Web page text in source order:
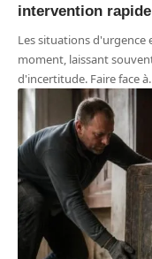
intervention rapide
Les situations
moment, laissant
d'incertitude. Faire face à